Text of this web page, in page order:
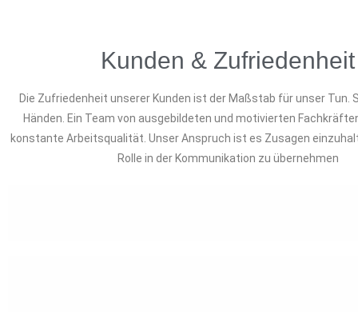
Kunden & Zufriedenheit
Die Zufriedenheit unserer Kunden ist der Maßstab für unser Tun.
Händen. Ein Team von ausgebildeten und motivierten
konstante Arbeitsqualität. Unser Anspruch ist es Zusagen
Rolle in der Kommunikation zu übernehmen